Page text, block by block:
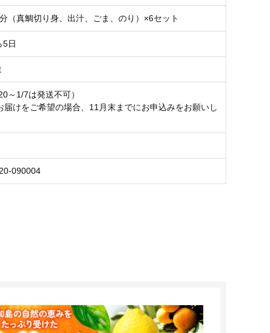
（真鯛切り身、出汁、ごま、のり）×6セット
5日
～1/7は発送不可）
けをご希望の場合、11月末までにお申込みをお願いし
090004